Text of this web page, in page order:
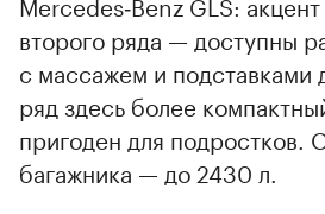
второго ряда — доступны
с массажем и подставками
ряд здесь более
пригоден для подростков.
багажника — до 2430 л.